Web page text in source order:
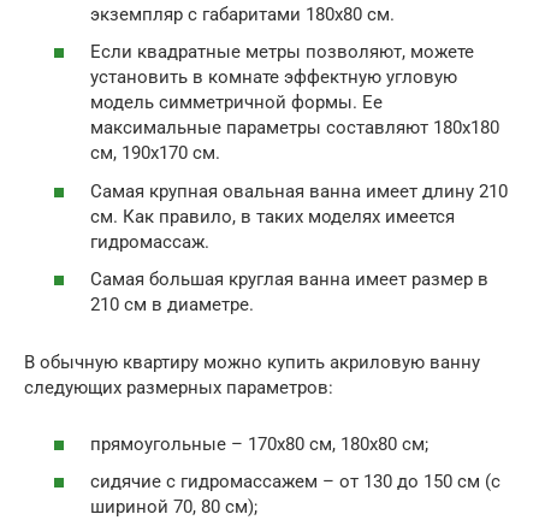
экземпляр с габаритами 180х80 см.
Если квадратные метры позволяют, можете
установить в комнате эффектную угловую
модель симметричной формы. Ее
максимальные параметры составляют 180х180
см, 190х170 см.
Самая крупная овальная ванна имеет длину 210
см. Как правило, в таких моделях имеется
гидромассаж.
Самая большая круглая ванна имеет размер в
210 см в диаметре.
В обычную квартиру можно купить акриловую ванну
следующих размерных параметров:
прямоугольные – 170х80 см, 180х80 см;
сидячие с гидромассажем – от 130 до 150 см (с
шириной 70, 80 см);